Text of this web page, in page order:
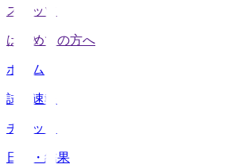
スタッツ
はじめての方へ
ホーム
試合速報
チケット
日程・結果